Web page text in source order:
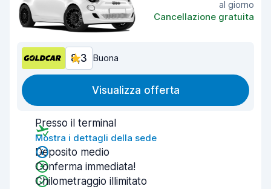
al giorno
Cancellazione gratuita
8,3 Buona
Visualizza offerta
Presso il terminal
Mostra i dettagli della sede
Deposito medio
Conferma immediata!
Chilometraggio illimitato